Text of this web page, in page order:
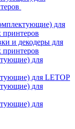
для
и декодеры для
для
для LETOP
для
для